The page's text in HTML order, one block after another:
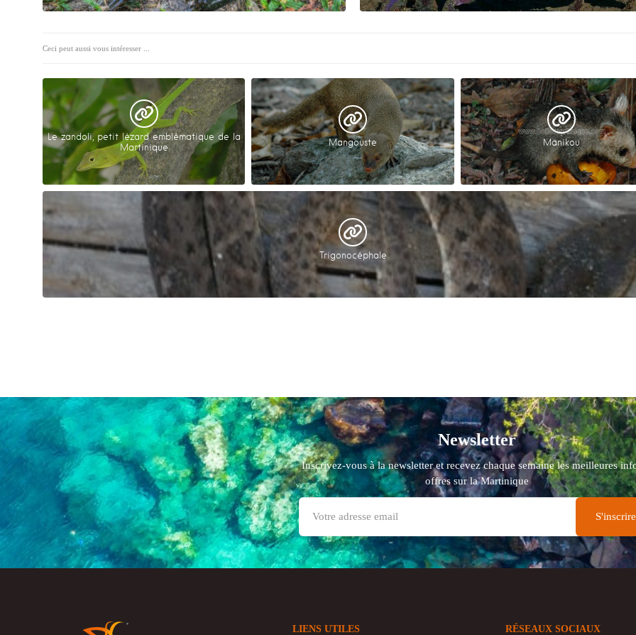
Ceci peut aussi vous intéresser ...
Le zandoli, petit lézard emblématique de la
Martinique
Mangouste Manikou
Trigonocéphale
Newsletter
Inscrivez-vous à la newsletter et recevez chaque semaine les meilleures
offres sur la Martinique
LIENS UTILES RÉSEAUX SOCIAUX